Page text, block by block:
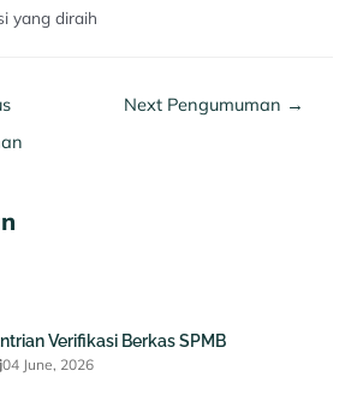
yang diraih
Next Pengumuman →
Verifikasi Berkas SPMB
04 June, 2026